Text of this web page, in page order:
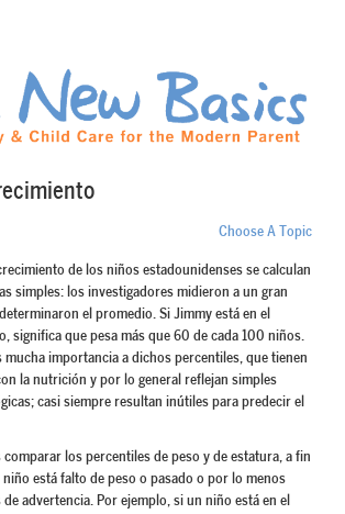
Choose A Topic
de los niños estadounidenses se calculan
simples: los investigadores midieron a un gran
el promedio. Si Jimmy está en el
significa que pesa más que 60 de cada 100 niños.
mucha importancia a dichos percentiles, que tienen
la nutrición y por lo general reflejan simples
casi siempre resultan inútiles para predecir el
los percentiles de peso y de estatura, a fin
está falto de peso o pasado o por lo menos
advertencia. Por ejemplo, si un niño está en el